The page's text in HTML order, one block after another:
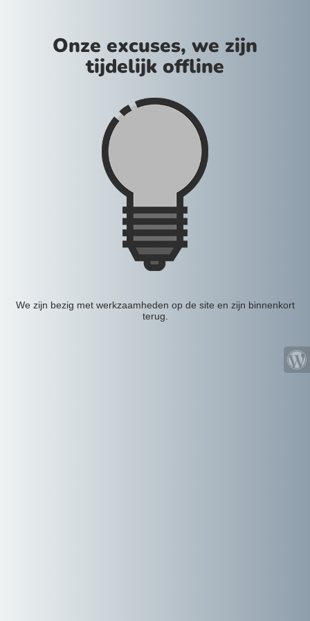
Onze excuses, we zijn
tijdelijk offline
We zijn bezig met werkzaamheden op de site en zijn binnenkort
terug.